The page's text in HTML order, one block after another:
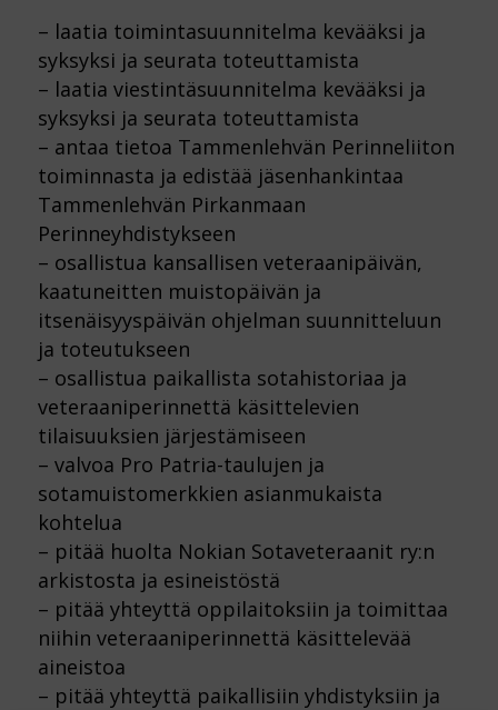
– laatia toimintasuunnitelma kevääksi ja
syksyksi ja seurata toteuttamista
– laatia viestintäsuunnitelma kevääksi ja
syksyksi ja seurata toteuttamista
– antaa tietoa Tammenlehvän Perinneliiton
toiminnasta ja edistää jäsenhankintaa
Tammenlehvän Pirkanmaan
Perinneyhdistykseen
– osallistua kansallisen veteraanipäivän,
kaatuneitten muistopäivän ja
itsenäisyyspäivän ohjelman suunnitteluun
ja toteutukseen
– osallistua paikallista sotahistoriaa ja
veteraaniperinnettä käsittelevien
tilaisuuksien järjestämiseen
– valvoa Pro Patria-taulujen ja
sotamuistomerkkien asianmukaista
kohtelua
– pitää huolta Nokian Sotaveteraanit ry:n
arkistosta ja esineistöstä
– pitää yhteyttä oppilaitoksiin ja toimittaa
niihin veteraaniperinnettä käsittelevää
aineistoa
– pitää yhteyttä paikallisiin yhdistyksiin ja